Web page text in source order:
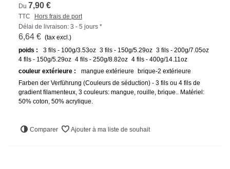
Du 7,90 €
TTC
Hors frais de port
Délai de livraison: 3 - 5 jours *
6,64 € (tax excl.)
poids :
3 fils - 100g/3.53oz 3 fils - 150g/5.29oz 3 fils - 200g/7.05oz
4 fils - 150g/5.29oz 4 fils - 250g/8.82oz 4 fils - 400g/14.11oz
couleur extérieure :
mangue extérieure brique-2 extérieure
Farben der Verführung (Couleurs de séduction) - 3 fils ou 4 fils de
gradient filamenteux, 3 couleurs: mangue, rouille, brique.. Matériel:
50% coton, 50% acrylique.
Comparer Ajouter à ma liste de souhait